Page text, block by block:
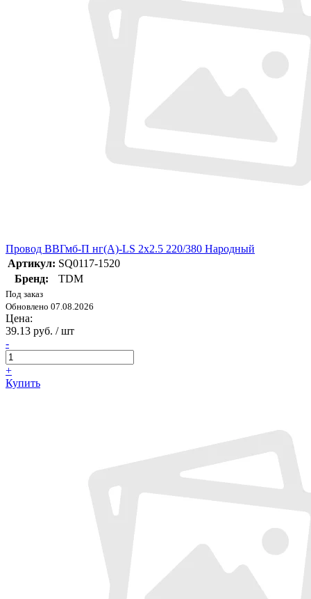
Провод ВВГмб-П нг(А)-LS 2х2.5 220/380 Народный
Артикул: SQ0117-1520
Бренд:
TDM
Под заказ
Обновлено 07.08.2026
Цена:
39.13 руб. / шт
-
+
Купить